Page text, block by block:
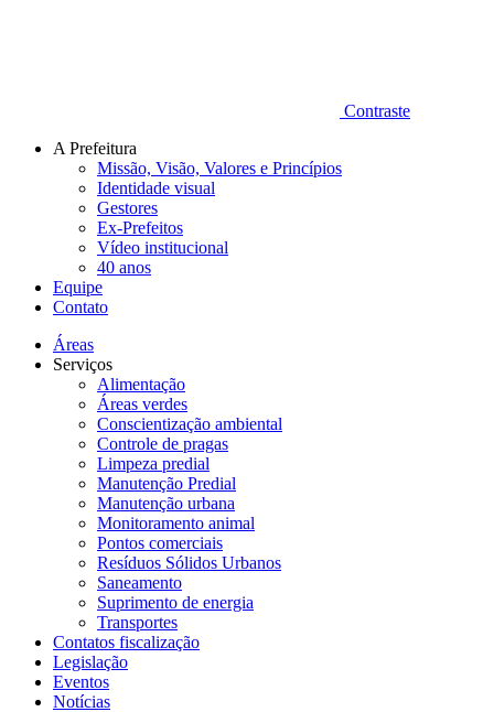
Contraste
A Prefeitura
Missão, Visão, Valores e Princípios
Identidade visual
Gestores
Ex-Prefeitos
Vídeo institucional
40 anos
Equipe
Contato
Áreas
Serviços
Alimentação
Áreas verdes
Conscientização ambiental
Controle de pragas
Limpeza predial
Manutenção Predial
Manutenção urbana
Monitoramento animal
Pontos comerciais
Resíduos Sólidos Urbanos
Saneamento
Suprimento de energia
Transportes
Contatos fiscalização
Legislação
Eventos
Notícias